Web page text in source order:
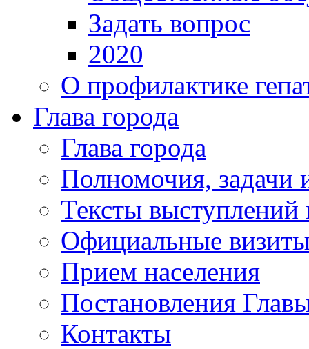
Задать вопрос
2020
О профилактике
Глава города
Глава города
Полномочия, задачи
Тексты выступлений
Официальные
Прием населения
Постановления
Контакты